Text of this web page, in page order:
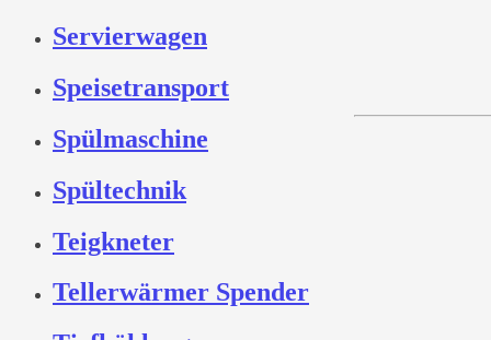
Servierwagen
Speisetransport
Spülmaschine
Spültechnik
Teigkneter
Tellerwärmer Spender